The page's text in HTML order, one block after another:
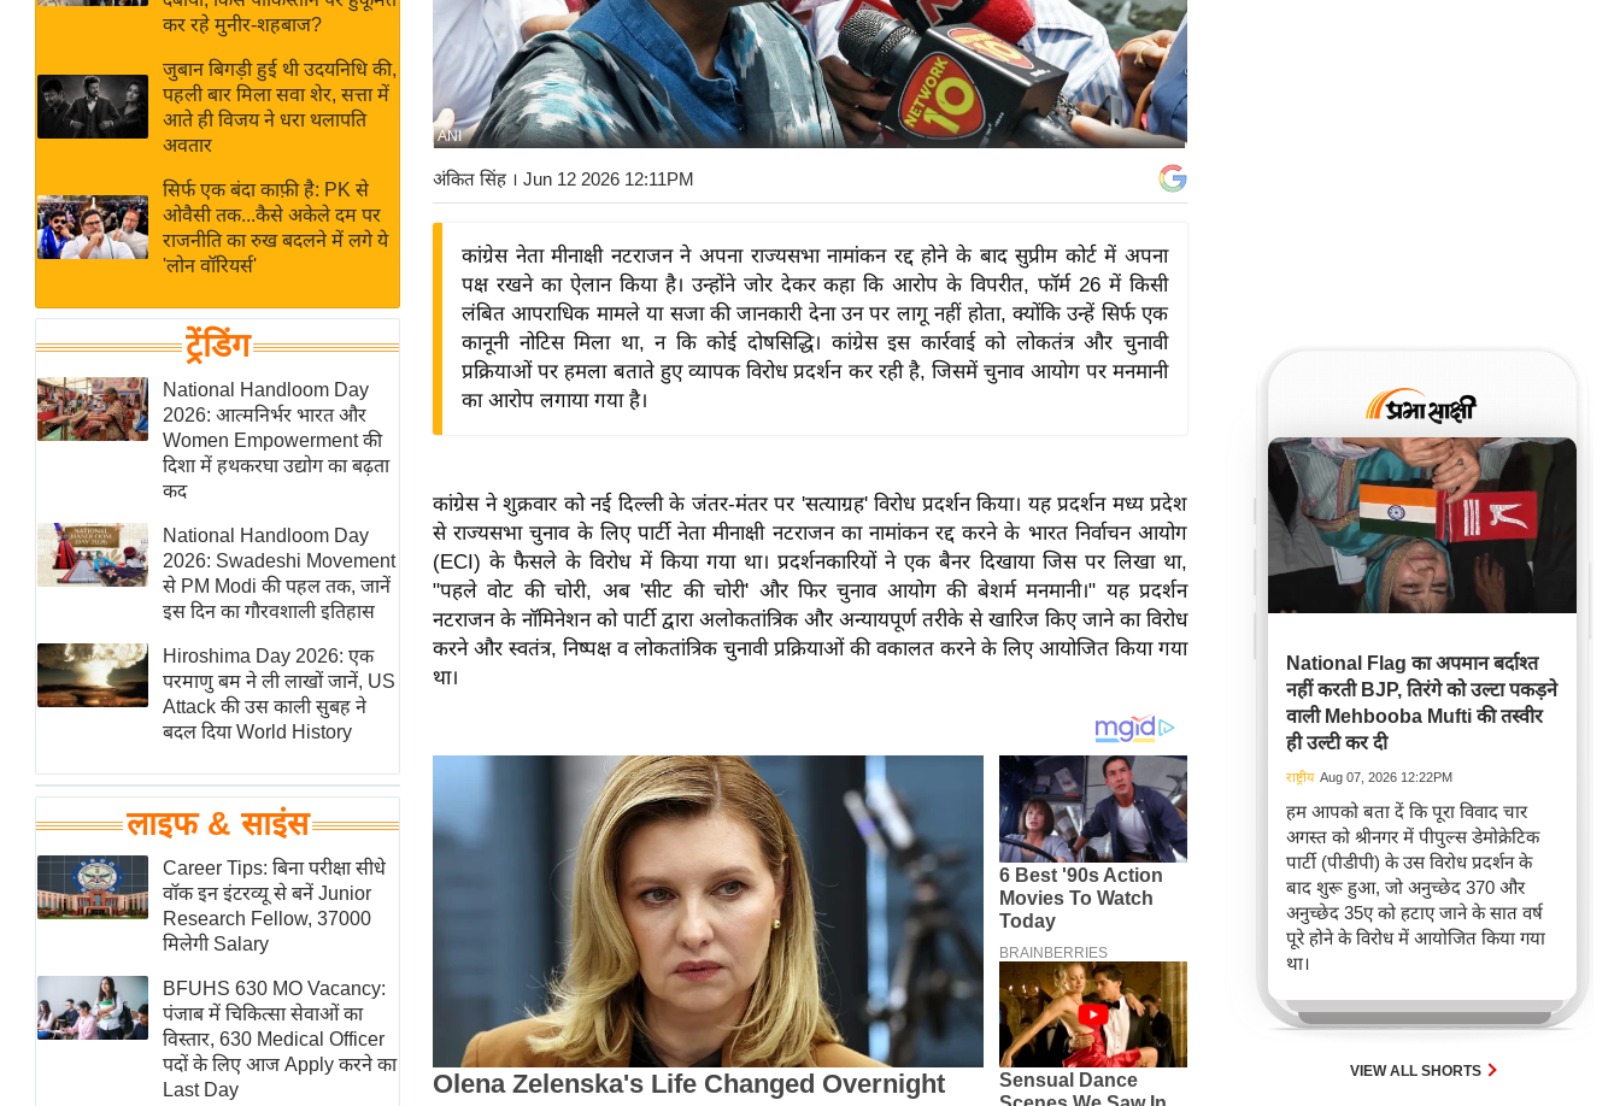
Hindi
Videos
IPL
2026
ई-पेपर
मिसाल बेमिसाल
शख्सियत
यंग इंडिया
साहित्य जगत
ऑटो वर्ल्ड
न्यूज ब्रीफ
मनोरंजन जगत
बॉलीवुड
हॉलीवुड
फिल्म समीक्षा
Breaking
News
लाइफस्टाइल
टेक्नॉलॉजी
घरेलू नुस्खे
पर्यटन स्थल
फिटनेस मंत्रा
रिलेशनशिप
राजनीति
विश्लेषण
समसामयिक
मातृभूमि
कर रहे मुनीर-शहबाज?
जुबान बिगड़ी हुई थी उदयनिधि की,
पहली बार मिला सवा शेर, सत्ता में
आते ही विजय ने धरा थलापति
अवतार
सिर्फ एक बंदा काफ़ी है: PK से
ओवैसी तक...कैसे अकेले दम पर
राजनीति का रुख बदलने में लगे ये
'लोन वॉरियर्स'
ट्रेंडिंग
National Handloom Day
2026: आत्मनिर्भर भारत और
Women Empowerment की
दिशा में हथकरघा उद्योग का बढ़ता
कद
National Handloom Day
2026: Swadeshi Movement
से PM Modi की पहल तक, जानें
इस दिन का गौरवशाली इतिहास
Hiroshima Day 2026: एक
परमाणु बम ने ली लाखों जानें, US
Attack की उस काली सुबह ने
बदल दिया World History
लाइफ & साइंस
Career Tips: बिना परीक्षा सीधे
वॉक इन इंटरव्यू से बनें Junior
Research Fellow, 37000
मिलेगी Salary
BFUHS 630 MO Vacancy:
पंजाब में चिकित्सा सेवाओं का
विस्तार, 630 Medical Officer
पदों के लिए आज Apply करने का
Last Day
ANI
अंकित सिंह। Jun 12 2026 12:11PM
कांग्रेस नेता मीनाक्षी नटराजन ने अपना राज्यसभा नामांकन रद्द होने के बाद सुप्रीम कोर्ट में अपना
पक्ष रखने का ऐलान किया है। उन्होंने जोर देकर कहा कि आरोप के विपरीत, फॉर्म 26 में किसी
लंबित आपराधिक मामले या सजा की जानकारी देना उन पर लागू नहीं होता, क्योंकि उन्हें सिर्फ एक
कानूनी नोटिस मिला था, न कि कोई दोषसिद्धि। कांग्रेस इस कार्रवाई को लोकतंत्र और चुनावी
प्रक्रियाओं पर हमला बताते हुए व्यापक विरोध प्रदर्शन कर रही है, जिसमें चुनाव आयोग पर मनमानी
का आरोप लगाया गया है।
कांग्रेस ने शुक्रवार को नई दिल्ली के जंतर-मंतर पर 'सत्याग्रह' विरोध प्रदर्शन किया। यह प्रदर्शन मध्य प्रदेश
से राज्यसभा चुनाव के लिए पार्टी नेता मीनाक्षी नटराजन का नामांकन रद्द करने के भारत निर्वाचन आयोग
(ECI) के फैसले के विरोध में किया गया था। प्रदर्शनकारियों ने एक बैनर दिखाया जिस पर लिखा था,
"पहले वोट की चोरी, अब 'सीट की चोरी' और फिर चुनाव आयोग की बेशर्म मनमानी।" यह प्रदर्शन
नटराजन के नॉमिनेशन को पार्टी द्वारा अलोकतांत्रिक और अन्यायपूर्ण तरीके से खारिज किए जाने का विरोध
करने और स्वतंत्र, निष्पक्ष व लोकतांत्रिक चुनावी प्रक्रियाओं की वकालत करने के लिए आयोजित किया गया
था।
National Flag का अपमान बर्दाश्त
नहीं करती BJP, तिरंगे को उल्टा पकड़ने
वाली Mehbooba Mufti की तस्वीर
ही उल्टी कर दी
राष्ट्रीय Aug 07, 2026 12:22PM
हम आपको बता दें कि पूरा विवाद चार
अगस्त को श्रीनगर में पीपुल्स डेमोक्रेटिक
पार्टी (पीडीपी) के उस विरोध प्रदर्शन के
बाद शुरू हुआ, जो अनुच्छेद 370 और
अनुच्छेद 35ए को हटाए जाने के सात वर्ष
पूरे होने के विरोध में आयोजित किया गया
था।
VIEW ALL SHORTS